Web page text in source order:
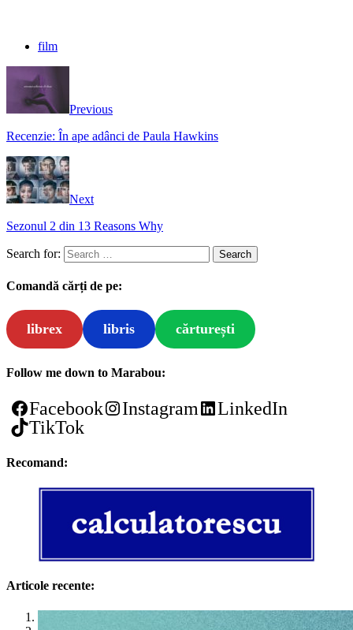
film
Previous
Recenzie: În ape adânci de Paula Hawkins
Next
Sezonul 2 din 13 Reasons Why
Search for:
Comandă cărți de pe:
librex libris cărturești
Follow me down to Marabou:
Facebook Instagram
LinkedIn
TikTok
Recomand:
Articole recente: